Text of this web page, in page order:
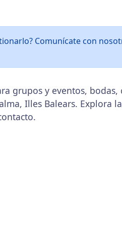
Comunícate con
grupos y eventos,
Illes Balears. Explora